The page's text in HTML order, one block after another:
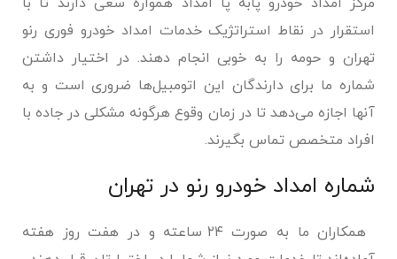
استقرار در نقاط استراتژیک خدمات امداد خودرو فوری رنو
تهران و حومه را به خوبی انجام دهند. در اختیار داشتن
شماره ما برای دارندگان این اتومبیل‌ها ضروری است و به
آنها اجازه می‌دهد تا در زمان وقوع هرگونه مشکلی در جاده با
افراد متخصص تماس بگیرند.
شماره امداد خودرو رنو در تهران
همکاران ما به صورت ۲۴ ساعته و در هفت روز هفته